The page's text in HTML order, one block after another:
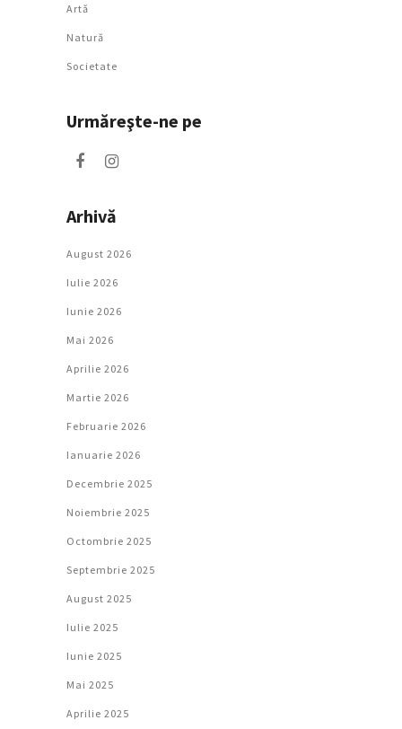
Artǎ
Natură
Societate
Urmăreşte-ne pe
Arhivă
August 2026
Iulie 2026
Iunie 2026
Mai 2026
Aprilie 2026
Martie 2026
Februarie 2026
Ianuarie 2026
Decembrie 2025
Noiembrie 2025
Octombrie 2025
Septembrie 2025
August 2025
Iulie 2025
Iunie 2025
Mai 2025
Aprilie 2025